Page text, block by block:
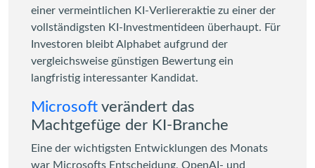
einer vermeintlichen KI-Verliereraktie zu einer der
vollständigsten KI-Investmentideen überhaupt. Für
Investoren bleibt Alphabet aufgrund der
vergleichsweise günstigen Bewertung ein
langfristig interessanter Kandidat.
Microsoft verändert das
Machtgefüge der KI-Branche
Eine der wichtigsten Entwicklungen des Monats
war Microsofts Entscheidung, OpenAI- und